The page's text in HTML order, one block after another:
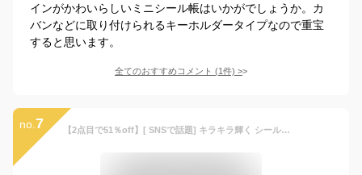
インがかわいらしいミニシール帳はいかがでしょうか。カ
バンなどに取り付けられるキーホルダータイプなので重宝
すると思います。
全てのおすすめコメント (1件) >
no. 7 【2点目で51％off】[ SNSで話題] キラキラ輝く シール帳カバー PVCカバー A6 シール収納 クリア手帳 透明バインダー 6穴リング カスタマイズ手帳 DIYデコ リフィルセット ミニ手帳 コンパクト手帳 スケジュール帳 シール帳 推し活 持ち運び便利 防水 ホログラム星柄